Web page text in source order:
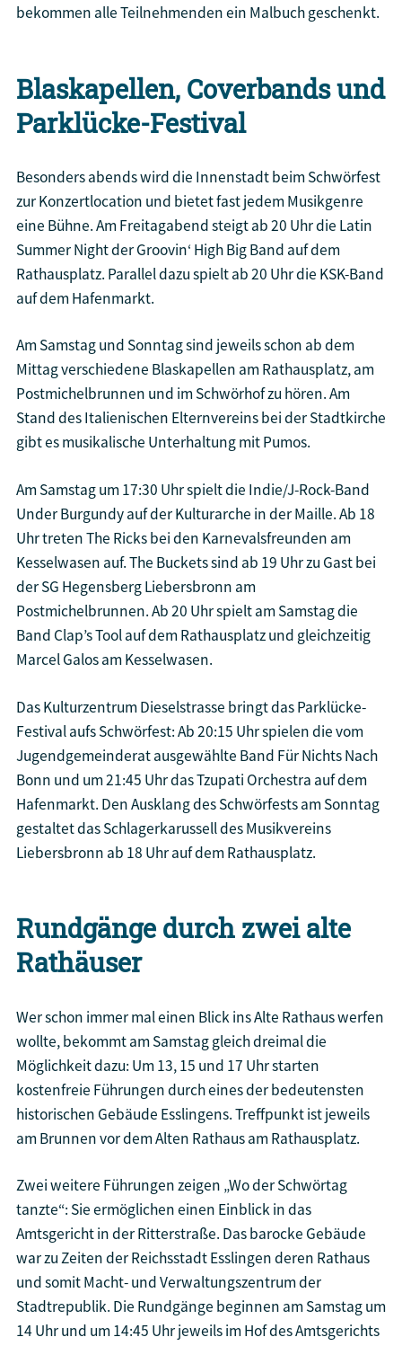
bekommen alle Teilnehmenden ein Malbuch geschenkt.
Blaskapellen, Coverbands und
Parklücke-Festival
Besonders abends wird die Innenstadt beim Schwörfest
zur Konzertlocation und bietet fast jedem Musikgenre
eine Bühne. Am Freitagabend steigt ab 20 Uhr die Latin
Summer Night der Groovin‘ High Big Band auf dem
Rathausplatz. Parallel dazu spielt ab 20 Uhr die KSK-Band
auf dem Hafenmarkt.
Am Samstag und Sonntag sind jeweils schon ab dem
Mittag verschiedene Blaskapellen am Rathausplatz, am
Postmichelbrunnen und im Schwörhof zu hören. Am
Stand des Italienischen Elternvereins bei der Stadtkirche
gibt es musikalische Unterhaltung mit Pumos.
Am Samstag um 17:30 Uhr spielt die Indie/J-Rock-Band
Under Burgundy auf der Kulturarche in der Maille. Ab 18
Uhr treten The Ricks bei den Karnevalsfreunden am
Kesselwasen auf. The Buckets sind ab 19 Uhr zu Gast bei
der SG Hegensberg Liebersbronn am
Postmichelbrunnen. Ab 20 Uhr spielt am Samstag die
Band Clap’s Tool auf dem Rathausplatz und gleichzeitig
Marcel Galos am Kesselwasen.
Das Kulturzentrum Dieselstrasse bringt das Parklücke-
Festival aufs Schwörfest: Ab 20:15 Uhr spielen die vom
Jugendgemeinderat ausgewählte Band Für Nichts Nach
Bonn und um 21:45 Uhr das Tzupati Orchestra auf dem
Hafenmarkt. Den Ausklang des Schwörfests am Sonntag
gestaltet das Schlagerkarussell des Musikvereins
Liebersbronn ab 18 Uhr auf dem Rathausplatz.
Rundgänge durch zwei alte
Rathäuser
Wer schon immer mal einen Blick ins Alte Rathaus werfen
wollte, bekommt am Samstag gleich dreimal die
Möglichkeit dazu: Um 13, 15 und 17 Uhr starten
kostenfreie Führungen durch eines der bedeutensten
historischen Gebäude Esslingens. Treffpunkt ist jeweils
am Brunnen vor dem Alten Rathaus am Rathausplatz.
Zwei weitere Führungen zeigen „Wo der Schwörtag
tanzte“: Sie ermöglichen einen Einblick in das
Amtsgericht in der Ritterstraße. Das barocke Gebäude
war zu Zeiten der Reichsstadt Esslingen deren Rathaus
und somit Macht- und Verwaltungszentrum der
Stadtrepublik. Die Rundgänge beginnen am Samstag um
14 Uhr und um 14:45 Uhr jeweils im Hof des Amtsgerichts